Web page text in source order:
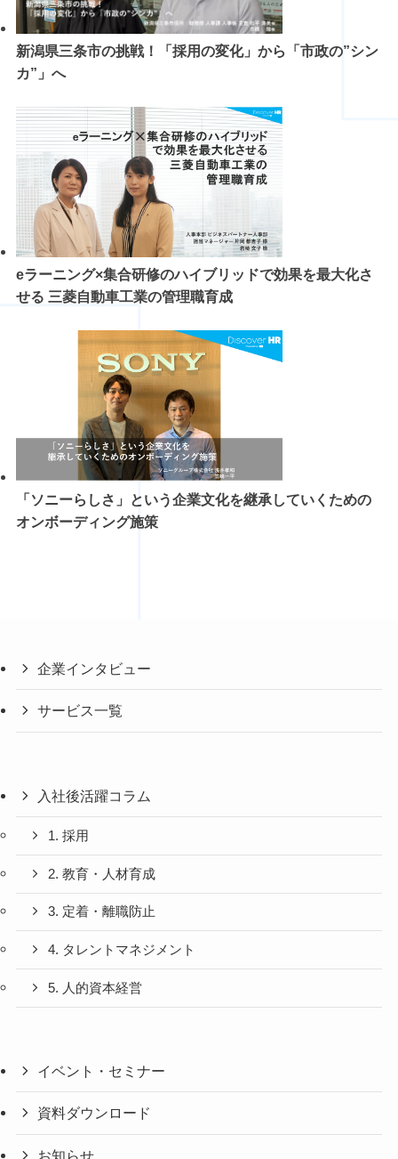
新潟県三条市の挑戦！「採用の変化」から「市政の”シン
カ”」へ
eラーニング×集合研修のハイブリッドで効果を最大化さ
せる 三菱自動車工業の管理職育成
「ソニーらしさ」という企業文化を継承していくための
オンボーディング施策
企業インタビュー
サービス一覧
入社後活躍コラム
1. 採用
2. 教育・人材育成
3. 定着・離職防止
4. タレントマネジメント
5. 人的資本経営
イベント・セミナー
資料ダウンロード
お知らせ